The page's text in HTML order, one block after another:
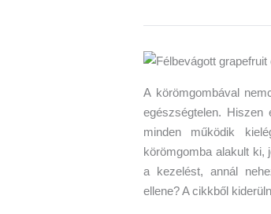
A körömgombával
egészségtelen.
minden működik
körömgomba alakult ki,
a kezelést, annál
ellene? A cikkből